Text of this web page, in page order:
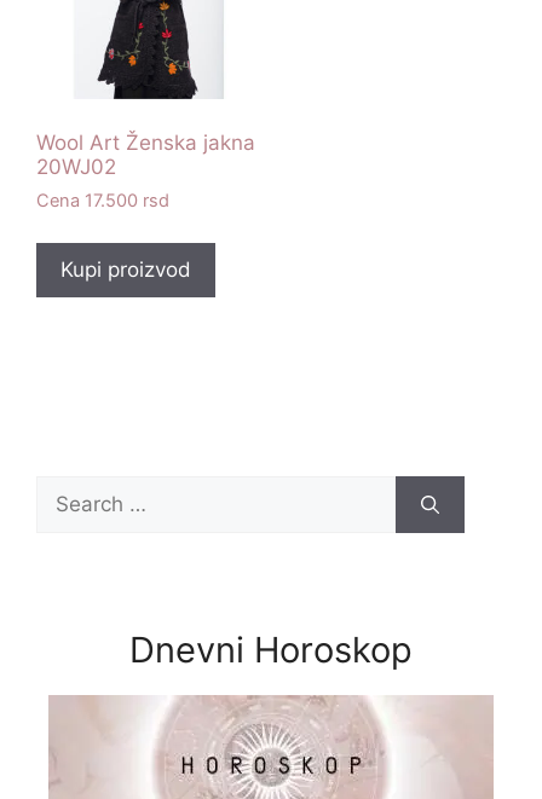
Wool Art Ženska jakna
20WJ02
17.500 rsd
Kupi proizvod
Dnevni Horoskop